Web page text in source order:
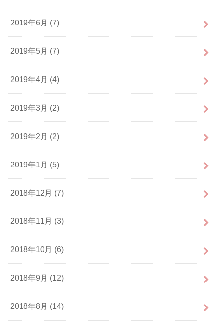
2019年6月 (7)
2019年5月 (7)
2019年4月 (4)
2019年3月 (2)
2019年2月 (2)
2019年1月 (5)
2018年12月 (7)
2018年11月 (3)
2018年10月 (6)
2018年9月 (12)
2018年8月 (14)